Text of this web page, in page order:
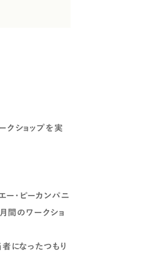
クショップを実
ー・ピーカンパニ
間のワークショ
になったつもり